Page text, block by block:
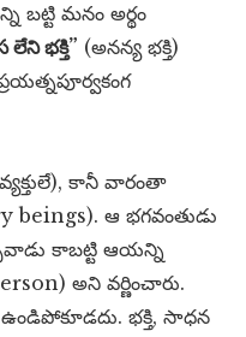
బట్టి మనం అర్థం
లేని భక్తి” (అనన్య భక్తి)
కానీ వారంతా
beings). ఆ భగవంతుడు
కాబట్టి ఆయన్ని
అని వర్ణించారు.
భక్తి, సాధన